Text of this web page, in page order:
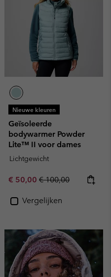
Nieuwe kleuren
Geïsoleerde
bodywarmer Powder
Lite™ II voor dames
Lichtgewicht
Sale price:
€ 50,00 Regular price:
€ 100,00
Vergelijken